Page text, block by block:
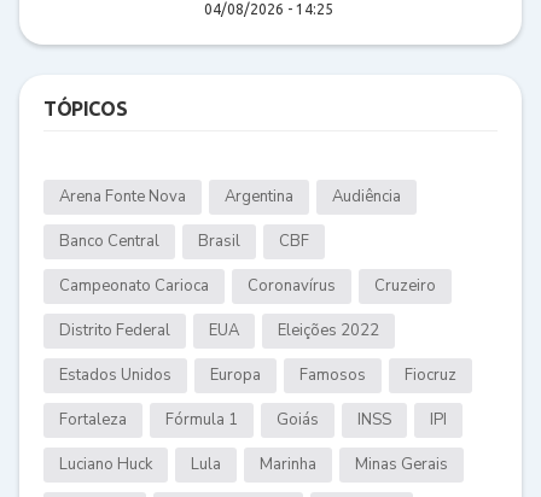
04/08/2026 - 14:25
TÓPICOS
Arena Fonte Nova Argentina Audiência
Banco Central Brasil CBF
Campeonato Carioca Coronavírus Cruzeiro
Distrito Federal EUA Eleições 2022
Estados Unidos Europa Famosos Fiocruz
Fortaleza Fórmula 1 Goiás INSS IPI
Luciano Huck Lula Marinha Minas Gerais